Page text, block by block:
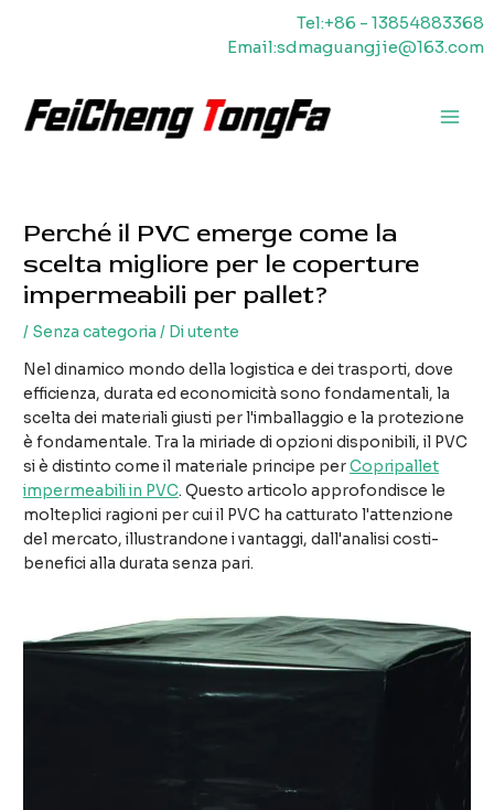
Tel:+86 - 13854883368
Email:sdmaguangjie@163.com
Perché il PVC emerge come la
scelta migliore per le coperture
impermeabili per pallet?
/ Senza categoria / Diutente
Nel dinamico mondo della logistica e dei trasporti, dove
efficienza, durata ed economicità sono fondamentali, la
scelta dei materiali giusti per l'imballaggio e la protezione
è fondamentale. Tra la miriade di opzioni disponibili, il PVC
si è distinto come il materiale principe perCopripallet
impermeabili in PVC. Questo articolo approfondisce le
molteplici ragioni per cui il PVC ha catturato l'attenzione
del mercato, illustrandone i vantaggi, dall'analisi costi-
benefici alla durata senza pari.